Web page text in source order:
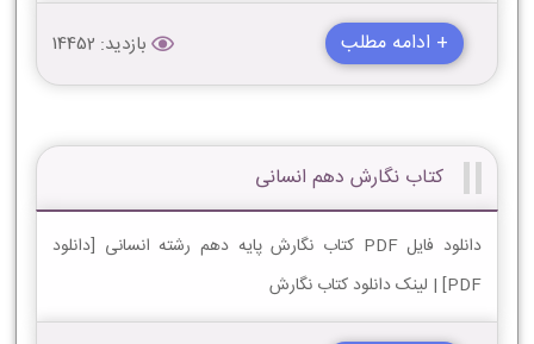
+ ادامه مطلب بازدید: 14452
کتاب نگارش دهم انسانی
دانلود فایل PDF کتاب نگارش پایه دهم رشته انسانی [دانلود
PDF] | لینک دانلود کتاب نگارش